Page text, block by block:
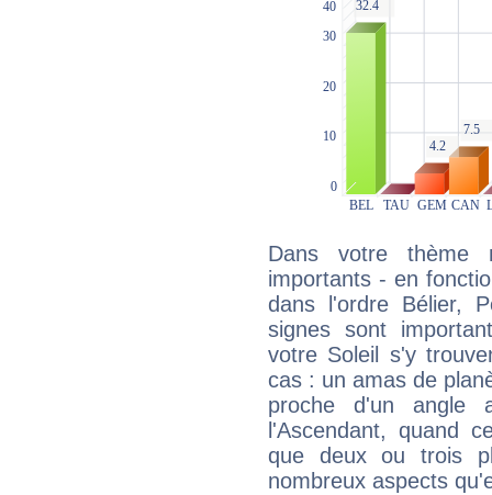
Dans votre thème
importants - en
dans l'ordre Bélier,
signes sont
votre Soleil s'y
cas : un amas de
proche d'un
l'Ascendant, quand
que deux ou trois
nombreux aspects